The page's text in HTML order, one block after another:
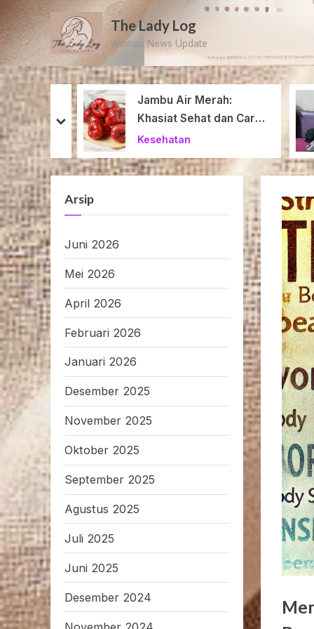
Skip
to
content
The Lady Log
Woman News Update
dan
Jambu Air Merah:
Khasiat Sehat dan Cara
Menikmatinya
Kesehatan
prev
next
Arsip
Juni 2026
Mei 2026
April 2026
Februari 2026
Januari 2026
Desember 2025
November 2025
Oktober 2025
September 2025
Agustus 2025
Juli 2025
Juni 2025
Desember 2024